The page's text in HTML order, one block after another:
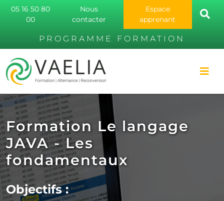
05 16 50 80
00
Nous
contacter
Espace
apprenant
PROGRAMME FORMATION
Formation Le langage
JAVA - Les
fondamentaux
Objectifs :